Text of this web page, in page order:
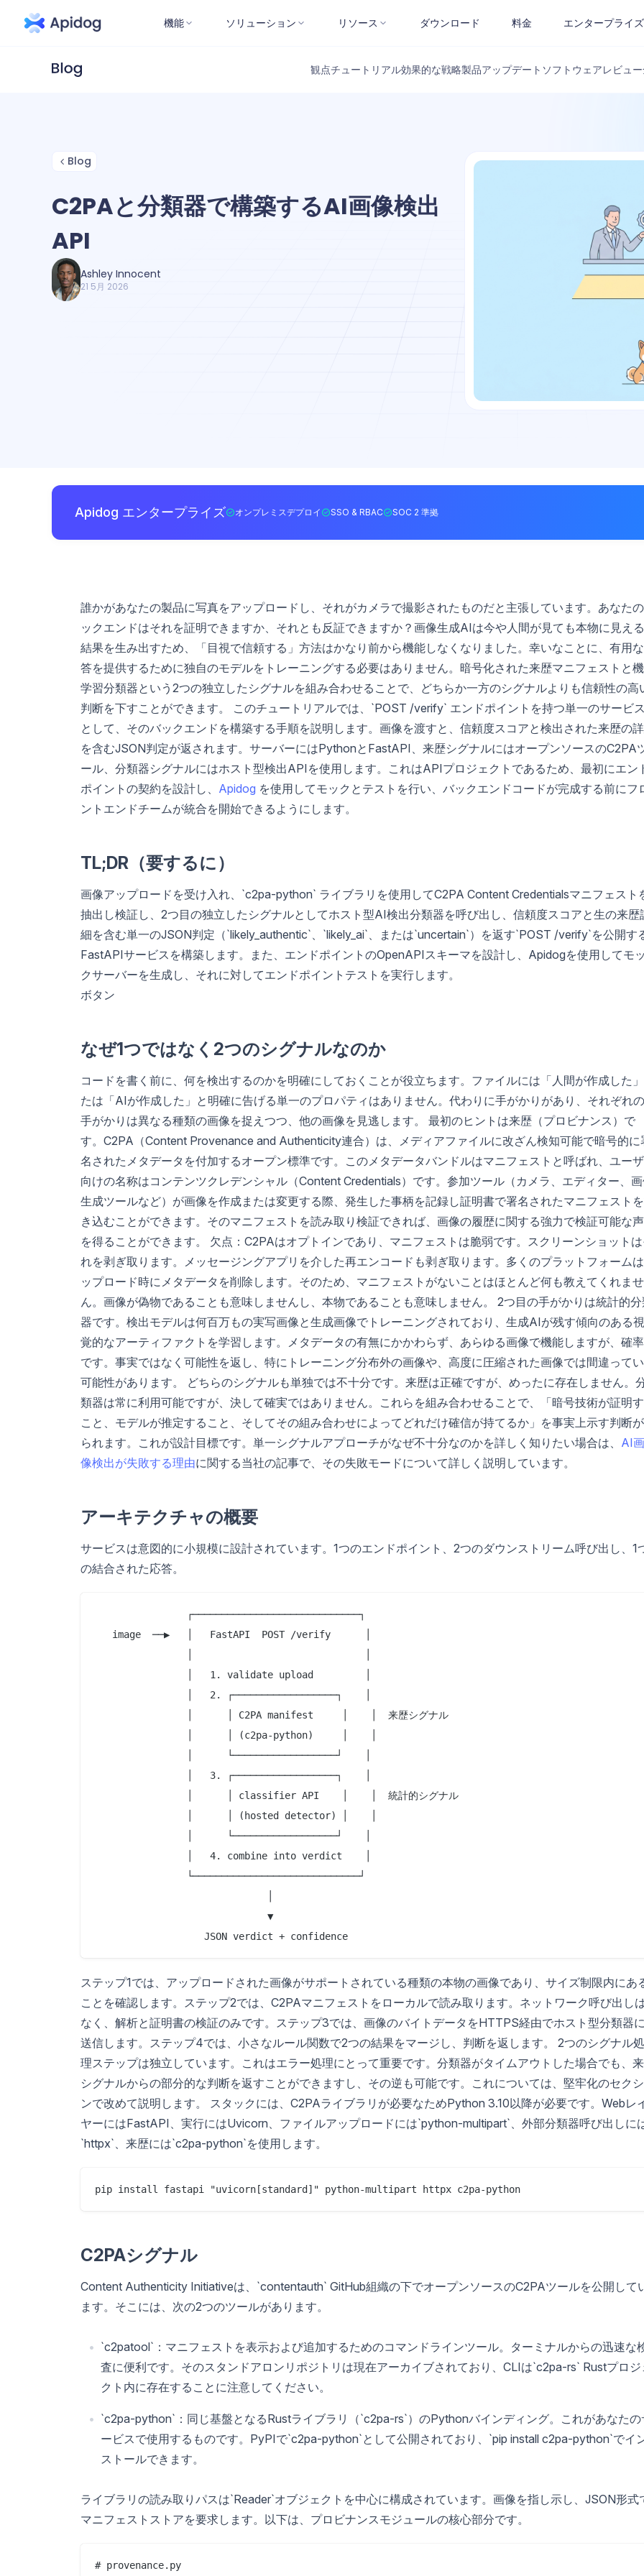
機能 ソリューション リソース ダウンロード 料金 エンタープライズ
観点チュートリアル効果的な戦略製品アップデート ソフトウェアレビュー
Blog
C2PAと分類器で構築するAI画像検出
API
Ashley Innocent
21 5月 2026
Apidog エンタープライズ オンプレミスデプロイ SSO & RBAC SOC 2 準拠
誰かがあなたの製品に写真をアップロードし、それがカメラで撮影されたものだと主張しています。あなた
ックエンドはそれを証明できますか、それとも反証できますか？画像生成AIは今や人間が見ても本物に見える
結果を生み出すため、「目視で信頼する」方法はかなり前から機能しなくなりました。幸いなことに、有用
答を提供するために独自のモデルをトレーニングする必要はありません。暗号化された来歴マニフェストと
学習分類器という2つの独立したシグナルを組み合わせることで、どちらか一方のシグナルよりも信頼性の高
判断を下すことができます。 このチュートリアルでは、`POST /verify` エンドポイントを持つ単一のサービス
として、そのバックエンドを構築する手順を説明します。画像を渡すと、信頼度スコアと検出された来歴の
を含むJSON判定が返されます。サーバーにはPythonとFastAPI、来歴シグナルにはオープンソースのC2PA
ール、分類器シグナルにはホスト型検出APIを使用します。これはAPIプロジェクトであるため、最初にエン
ポイントの契約を設計し、 Apidog を使用してモックとテストを行い、バックエンドコードが完成する前にフ
ントエンドチームが統合を開始できるようにします。
TL;DR（要するに）
画像アップロードを受け入れ、`c2pa-python` ライブラリを使用してC2PA Content Credentialsマニフェスト
抽出し検証し、2つ目の独立したシグナルとしてホスト型AI検出分類器を呼び出し、信頼度スコアと生の来歴
細を含む単一のJSON判定（`likely_authentic`、`likely_ai`、または`uncertain`）を返す`POST /verify`を公開す
FastAPIサービスを構築します。また、エンドポイントのOpenAPIスキーマを設計し、Apidogを使用してモッ
クサーバーを生成し、それに対してエンドポイントテストを実行します。
ボタン
なぜ1つではなく2つのシグナルなのか
コードを書く前に、何を検出するのかを明確にしておくことが役立ちます。ファイルには「人間が作成した」
たは「AIが作成した」と明確に告げる単一のプロパティはありません。代わりに手がかりがあり、それぞれの
手がかりは異なる種類の画像を捉えつつ、他の画像を見逃します。 最初のヒントは来歴（プロビナンス）で
す。C2PA（Content Provenance and Authenticity連合）は、メディアファイルに改ざん検知可能で暗号的に
名されたメタデータを付加するオープン標準です。このメタデータバンドルはマニフェストと呼ばれ、ユー
向けの名称はコンテンツクレデンシャル（Content Credentials）です。参加ツール（カメラ、エディター、
生成ツールなど）が画像を作成または変更する際、発生した事柄を記録し証明書で署名されたマニフェスト
き込むことができます。そのマニフェストを読み取り検証できれば、画像の履歴に関する強力で検証可能な
を得ることができます。 欠点：C2PAはオプトインであり、マニフェストは脆弱です。スクリーンショット
れを剥ぎ取ります。メッセージングアプリを介した再エンコードも剥ぎ取ります。多くのプラットフォーム
ップロード時にメタデータを削除します。そのため、マニフェストがないことはほとんど何も教えてくれませ
ん。画像が偽物であることも意味しませんし、本物であることも意味しません。 2つ目の手がかりは統計的
器です。検出モデルは何百万もの実写画像と生成画像でトレーニングされており、生成AIが残す傾向のある視
覚的なアーティファクトを学習します。メタデータの有無にかかわらず、あらゆる画像で機能しますが、確
です。事実ではなく可能性を返し、特にトレーニング分布外の画像や、高度に圧縮された画像では間違って
可能性があります。 どちらのシグナルも単独では不十分です。来歴は正確ですが、めったに存在しません。
類器は常に利用可能ですが、決して確実ではありません。これらを組み合わせることで、「暗号技術が証明
こと、モデルが推定すること、そしてその組み合わせによってどれだけ確信が持てるか」を事実上示す判断
られます。これが設計目標です。単一シグナルアプローチがなぜ不十分なのかを詳しく知りたい場合は、 AI画
像検出が失敗する理由に関する当社の記事で、その失敗モードについて詳しく説明しています。
アーキテクチャの概要
サービスは意図的に小規模に設計されています。1つのエンドポイント、2つのダウンストリーム呼び出し、1
の結合された応答。
                ┌─────────────────────────────┐
   image  ──▶   │   FastAPI  POST /verify      │
                │   1. validate upload         │
                │   2. ┌──────────────────┐    │
                │      │ C2PA manifest     │    │  来歴シグナル
                │      │ (c2pa-python)     │    │
                │      └──────────────────┘    │
                │   3. ┌──────────────────┐    │
                │      │ classifier API    │    │  統計的シグナル
                │      │ (hosted detector) │    │
                │      └──────────────────┘    │
                │   4. combine into verdict    │
                └─────────────────────────────┘
                              ▼
ステップ1では、アップロードされた画像がサポートされている種類の本物の画像であり、サイズ制限内にあ
ことを確認します。ステップ2では、C2PAマニフェストをローカルで読み取ります。ネットワーク呼び出し
なく、解析と証明書の検証のみです。ステップ3では、画像のバイトデータをHTTPS経由でホスト型分類器に
送信します。ステップ4では、小さなルール関数で2つの結果をマージし、判断を返します。 2つのシグナル処
理ステップは独立しています。これはエラー処理にとって重要です。分類器がタイムアウトした場合でも、
シグナルからの部分的な判断を返すことができますし、その逆も可能です。これについては、堅牢化のセク
ンで改めて説明します。 スタックには、C2PAライブラリが必要なためPython 3.10以降が必要です。Webレ
ヤーにはFastAPI、実行にはUvicorn、ファイルアップロードには`python-multipart`、外部分類器呼び出しに
`httpx`、来歴には`c2pa-python`を使用します。
C2PAシグナル
Content Authenticity Initiativeは、`contentauth` GitHub組織の下でオープンソースのC2PAツールを公開して
ます。そこには、次の2つのツールがあります。
`c2patool`：マニフェストを表示および追加するためのコマンドラインツール。ターミナルからの迅速な
査に便利です。そのスタンドアロンリポジトリは現在アーカイブされており、CLIは`c2pa-rs` Rustプロジ
クト内に存在することに注意してください。
`c2pa-python`：同じ基盤となるRustライブラリ（`c2pa-rs`）のPythonバインディング。これがあなたの
ービスで使用するものです。PyPIで`c2pa-python`として公開されており、`pip install c2pa-python`でイ
ストールできます。
ライブラリの読み取りパスは`Reader`オブジェクトを中心に構成されています。画像を指し示し、JSON形式
マニフェストストアを要求します。以下は、プロビナンスモジュールの核心部分です。
# provenance.py